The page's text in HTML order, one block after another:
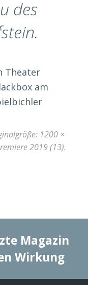
des
Theater
am
1200 ×
2019 (13).
Magazin
Wirkung